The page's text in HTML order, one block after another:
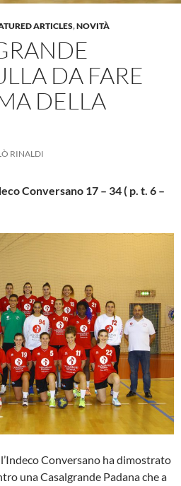
ARTICLES,NOVITÀ
DA FARE
DELLA
RINALDI
Conversano 17 – 34 ( p. t. 6 –
Conversano ha dimostrato
una Casalgrande Padana che a